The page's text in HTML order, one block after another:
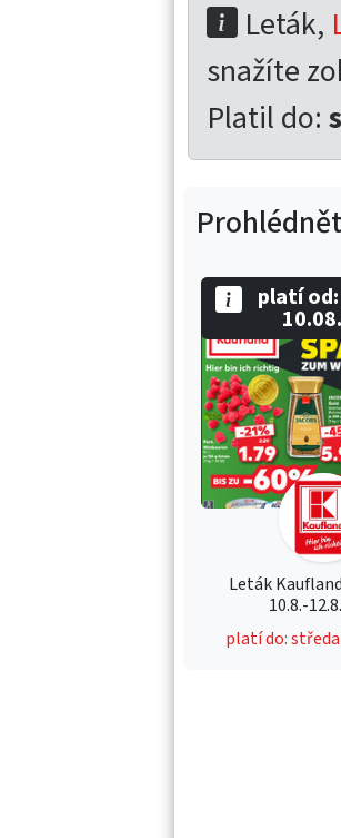
Leták,
snažíte
Platil do:
Leták
10.8.-
platí do: středa
platí